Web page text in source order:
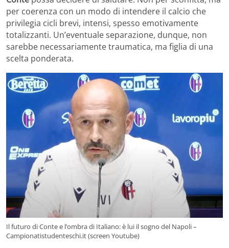
per coerenza con un modo di intendere il calcio che
privilegia cicli brevi, intensi, spesso emotivamente
totalizzanti. Un’eventuale separazione, dunque, non
sarebbe necessariamente traumatica, ma figlia di una
scelta ponderata.
Il futuro di Conte e l’ombra di Italiano: è lui il sogno del Napoli –
Campionatistudenteschi.it (screen Youtube)